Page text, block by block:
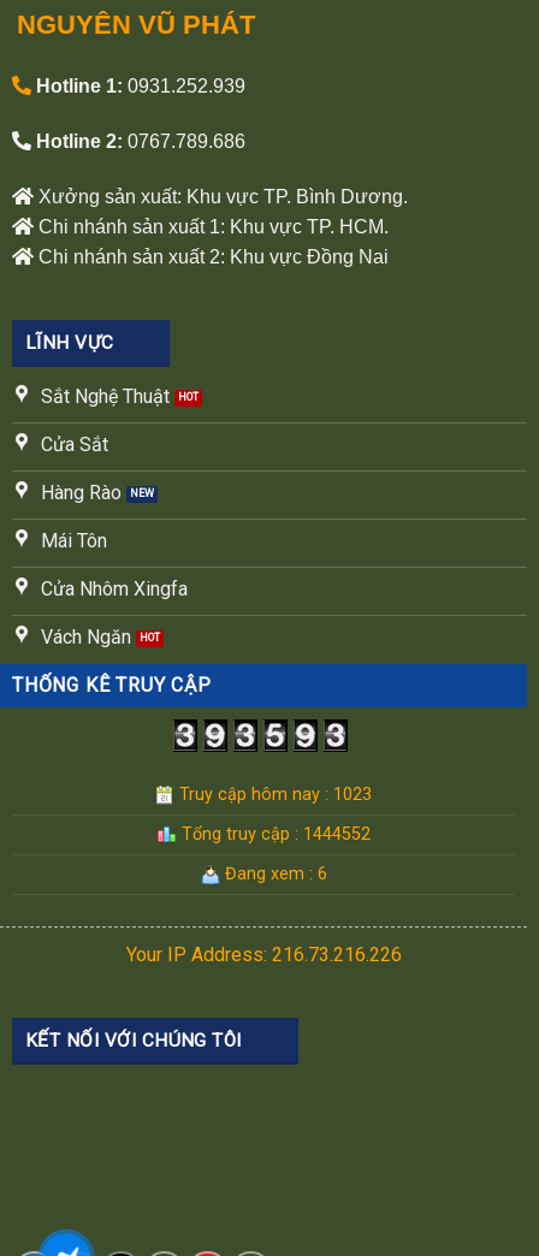
NGUYÊN VŨ PHÁT
Hotline 1: 0931.252.939
Hotline 2: 0767.789.686
Xưởng sản xuất: Khu vực TP. Bình Dương.
Chi nhánh sản xuất 1: Khu vực TP. HCM.
Chi nhánh sản xuất 2: Khu vực Đồng Nai
LĨNH VỰC
Sắt Nghệ Thuật
Cửa Sắt
Hàng Rào
Mái Tôn
Cửa Nhôm Xingfa
Vách Ngăn
THỐNG KÊ TRUY CẬP
Truy cập hôm nay : 1023
Tổng truy cập : 1444552
Đang xem : 6
Your IP Address: 216.73.216.226
KẾT NỐI VỚI CHÚNG TÔI